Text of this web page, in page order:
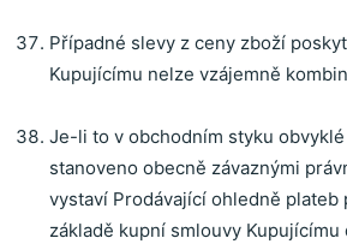
Případné slevy z ceny zboží
Kupujícímu nelze vzájemně
Je-li to v obchodním styku
stanoveno obecně závaznými
vystaví Prodávající ohledně plateb
základě kupní smlouvy Kupujícímu